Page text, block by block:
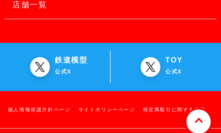
店舗一覧
鉄道模型
公式X
TOY
公式X
個人情報保護方針ページ サイトポリシーページ 特定商取引に関する表示